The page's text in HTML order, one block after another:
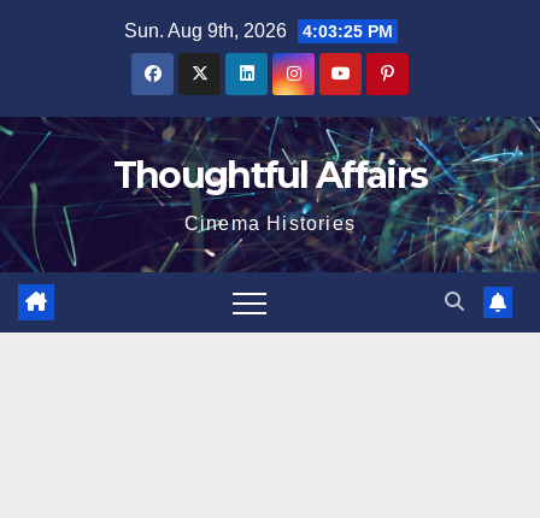
Sun. Aug 9th, 2026 4:03:25 PM
Thoughtful Affairs
Cinema Histories